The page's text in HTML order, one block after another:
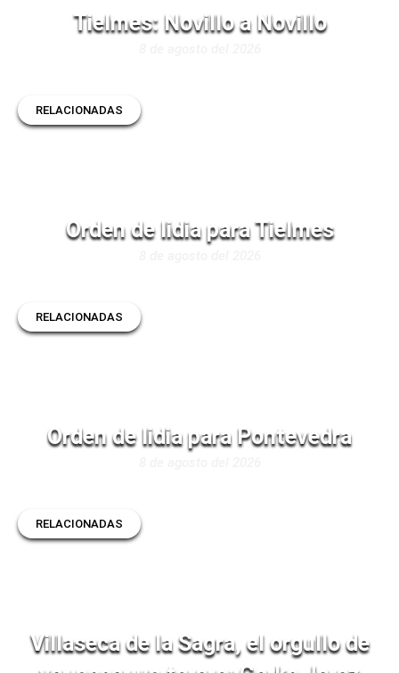
Tielmes: Novillo a Novillo
RELACIONADAS
Orden de lidia para Tielmes
RELACIONADAS
Orden de lidia para Pontevedra
RELACIONADAS
Villaseca de la Sagra, el orgullo de